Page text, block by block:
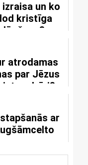
izraisa un ko
kristīga
lūgšana?
atrodamas
par Jēzus
dzīvi?
ar